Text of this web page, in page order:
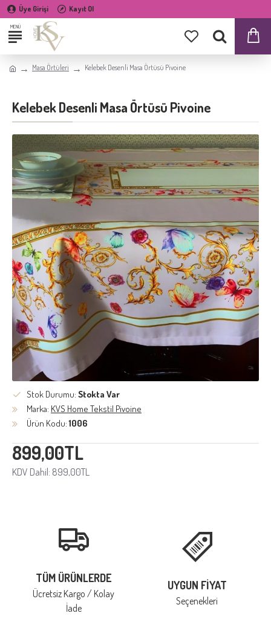
Üye Girişi Kayıt Ol
Masa Örtüleri Kelebek Desenli Masa Örtüsü Pivoine
Kelebek Desenli Masa Örtüsü Pivoine
899,00TL
KDV Dahil: 899,00TL
Stok Durumu: Stokta Var
Marka: KVS Home Tekstil Pivoine
Ürün Kodu: 1006
TÜM ÜRÜNLERDE
Ücretsiz Kargo / Kolay
İade
UYGUN FIYAT
Seçenekleri